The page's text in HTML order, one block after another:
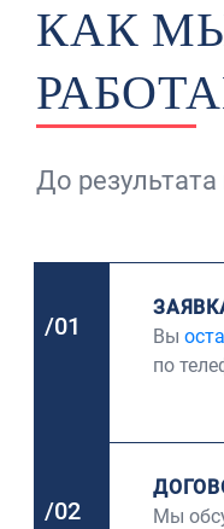
КАК
До
/01
Вы
по
/02
Мы